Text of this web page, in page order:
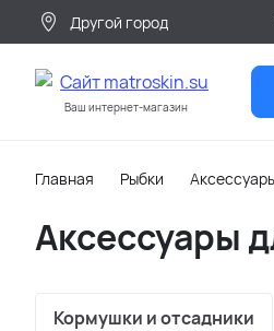
Другой город
Ваш интернет-магазин
Главная Рыбки
Аксессуары
Кормушки и отсадники